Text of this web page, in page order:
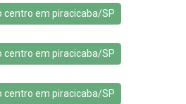
em piracicaba/SP
em piracicaba/SP
em piracicaba/SP